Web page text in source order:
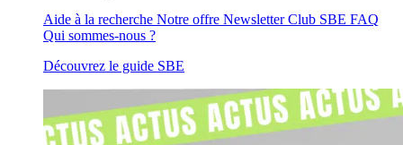
Aide à la recherche Notre offre NewsletterClub SBE FAQ
Qui sommes-nous ?
Découvrez le guide SBE